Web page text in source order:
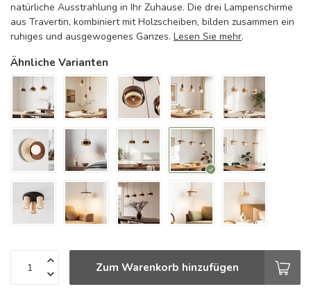
natürliche Ausstrahlung in Ihr Zuhause. Die drei Lampenschirme
aus Travertin, kombiniert mit Holzscheiben, bilden zusammen ein
ruhiges und ausgewogenes Ganzes. Lesen Sie mehr.
Ähnliche Varianten
Zum Warenkorb hinzufügen